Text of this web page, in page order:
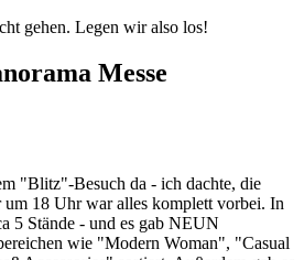
gehen. Legen wir also los!
Messe
"Blitz"-Besuch da - ich dachte, die
um 18 Uhr war alles komplett vorbei. In
5 Stände - und es gab NEUN
wie "Modern Woman", "Casual